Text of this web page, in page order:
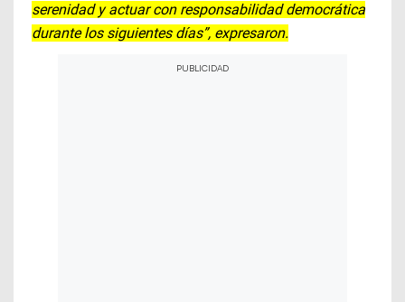
serenidad y actuar con responsabilidad democrática
durante los siguientes días”, expresaron.